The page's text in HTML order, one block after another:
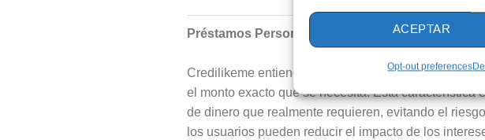
ACEPTAR
Opt-out preferences
Préstamos Personalizados para Cada Necesidad
Credilikeme entiende que cada persona tiene
el monto exacto que se necesita. Esta característica
de dinero que realmente requieren, evitando el
los usuarios pueden reducir el impacto de los